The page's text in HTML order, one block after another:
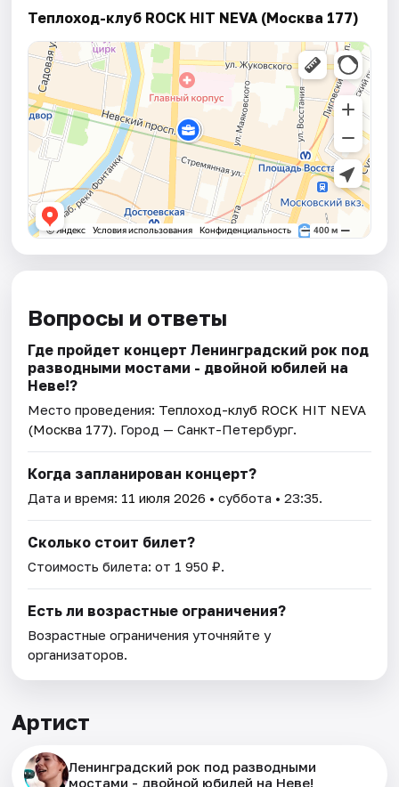
Теплоход-клуб ROCK HIT NEVA (Москва 177)
Вопросы и ответы
Где пройдет концерт Ленинградский рок под
разводными мостами - двойной юбилей на
Неве!?
Место проведения: Теплоход-клуб ROCK HIT NEVA
(Москва 177). Город — Санкт-Петербург.
Когда запланирован концерт?
Дата и время: 11 июля 2026 • суббота • 23:35.
Сколько стоит билет?
Стоимость билета: от 1 950 ₽.
Есть ли возрастные ограничения?
Возрастные ограничения уточняйте у
организаторов.
Артист
Ленинградский рок под разводными
мостами - двойной юбилей на Неве!